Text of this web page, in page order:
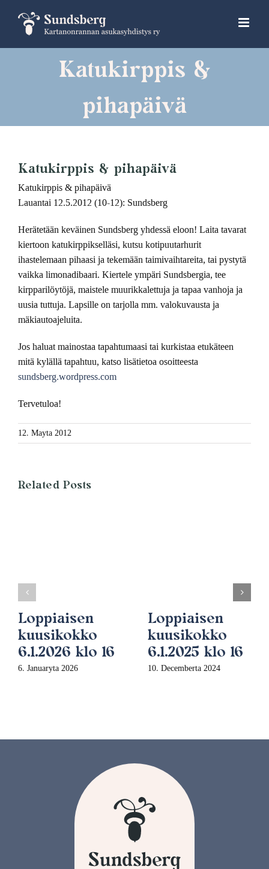
content
Katukirppis &
pihapäivä
Katukirppis & pihapäivä
Katukirppis & pihapäivä
Lauantai 12.5.2012 (10-12): Sundsberg
Herätetään keväinen Sundsberg yhdessä eloon! Laita tavarat
kiertoon katukirppikselläsi, kutsu kotipuutarhurit
ihastelemaan pihaasi ja tekemään taimivaihtareita, tai pystytä
vaikka limonadibaari. Kiertele ympäri Sundsbergia, tee
kirpparilöytöjä, maistele muurikkalettuja ja tapaa vanhoja ja
uusia tuttuja. Lapsille on tarjolla mm. valokuvausta ja
mäkiautoajeluita.
Jos haluat mainostaa tapahtumaasi tai kurkistaa etukäteen
mitä kylällä tapahtuu, katso lisätietoa osoitteesta
sundsberg.wordpress.com
Tervetuloa!
12. Mayta 2012
Related Posts
Loppiaisen
kuusikokko
6.1.2026 klo 16
6. Januaryta 2026
Loppiaisen
kuusikokko
6.1.2025 klo 16
10. Decemberta 2024